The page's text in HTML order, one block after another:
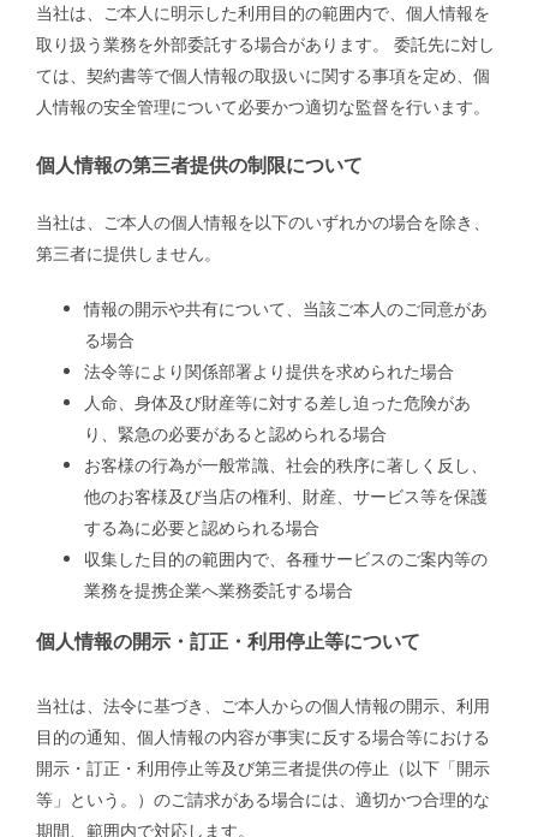
当社は、ご本人に明示した利用目的の範囲内で、個人情報を
取り扱う業務を外部委託する場合があります。 委託先に対し
ては、契約書等で個人情報の取扱いに関する事項を定め、個
人情報の安全管理について必要かつ適切な監督を行います。
個人情報の第三者提供の制限について
当社は、ご本人の個人情報を以下のいずれかの場合を除き、
第三者に提供しません。
情報の開示や共有について、当該ご本人のご同意があ
る場合
法令等により関係部署より提供を求められた場合
人命、身体及び財産等に対する差し迫った危険があ
り、緊急の必要があると認められる場合
お客様の行為が一般常識、社会的秩序に著しく反し、
他のお客様及び当店の権利、財産、サービス等を保護
する為に必要と認められる場合
収集した目的の範囲内で、各種サービスのご案内等の
業務を提携企業へ業務委託する場合
個人情報の開示・訂正・利用停止等について
当社は、法令に基づき、ご本人からの個人情報の開示、利用
目的の通知、個人情報の内容が事実に反する場合等における
開示・訂正・利用停止等及び第三者提供の停止（以下「開示
等」という。）のご請求がある場合には、適切かつ合理的な
期間、範囲内で対応します。